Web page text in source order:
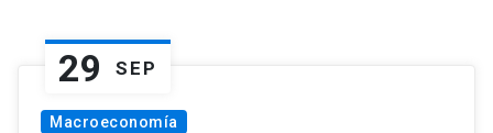
29 SEP
Macroeconomía